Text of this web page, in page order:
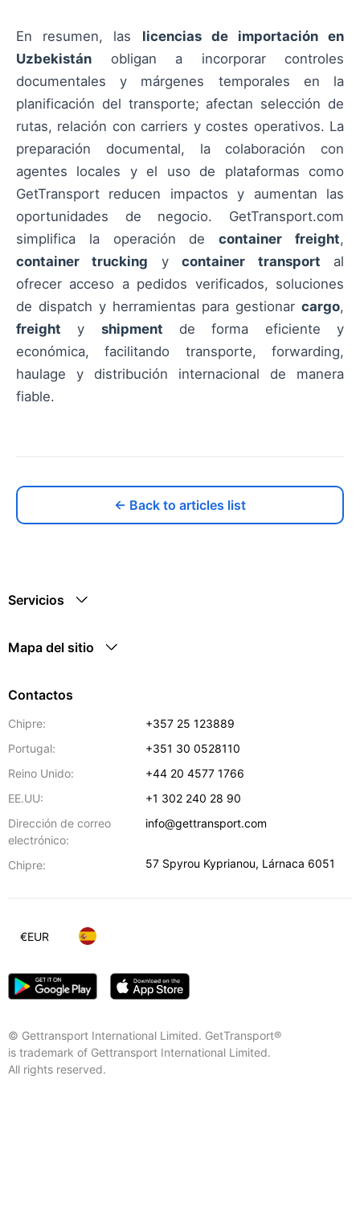
En resumen, las licencias de importación en
Uzbekistán obligan a incorporar controles
documentales y márgenes temporales en la
planificación del transporte; afectan selección de
rutas, relación con carriers y costes operativos. La
preparación documental, la colaboración con
agentes locales y el uso de plataformas como
GetTransport reducen impactos y aumentan las
oportunidades de negocio. GetTransport.com
simplifica la operación decontainer freight,
container trucking ycontainer transport al
ofrecer acceso a pedidos verificados, soluciones
de dispatch y herramientas para gestionar cargo,
freight y shipment de forma eficiente y
económica, facilitando transporte, forwarding,
haulage y distribución internacional de manera
fiable.
← Back to articles list
Servicios
Mapa del sitio
Contactos
Chipre:
+357 25 123889
Portugal:
+351 30 0528110
Reino Unido:
+44 20 4577 1766
EE.UU:
+1 302 240 28 90
Dirección de correo
electrónico:
info@gettransport.com
Chipre: 57 Spyrou Kyprianou, Lárnaca 6051
© Gettransport International Limited. GetTransport®
is trademark of Gettransport International Limited.
All rights reserved.
€EUR